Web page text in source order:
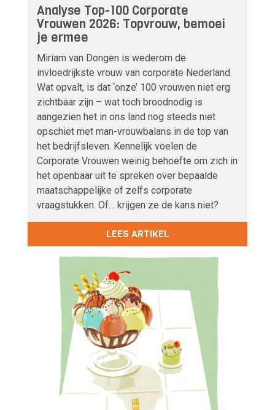
Analyse Top-100 Corporate
Vrouwen 2026: Topvrouw, bemoei
je ermee
Miriam van Dongen is wederom de
invloedrijkste vrouw van corporate Nederland.
Wat opvalt, is dat ‘onze’ 100 vrouwen niet erg
zichtbaar zijn – wat toch broodnodig is
aangezien het in ons land nog steeds niet
opschiet met man-vrouwbalans in de top van
het bedrijfsleven. Kennelijk voelen de
Corporate Vrouwen weinig behoefte om zich in
het openbaar uit te spreken over bepaalde
maatschappelijke of zelfs corporate
vraagstukken. Of… krijgen ze de kans niet?
LEES ARTIKEL